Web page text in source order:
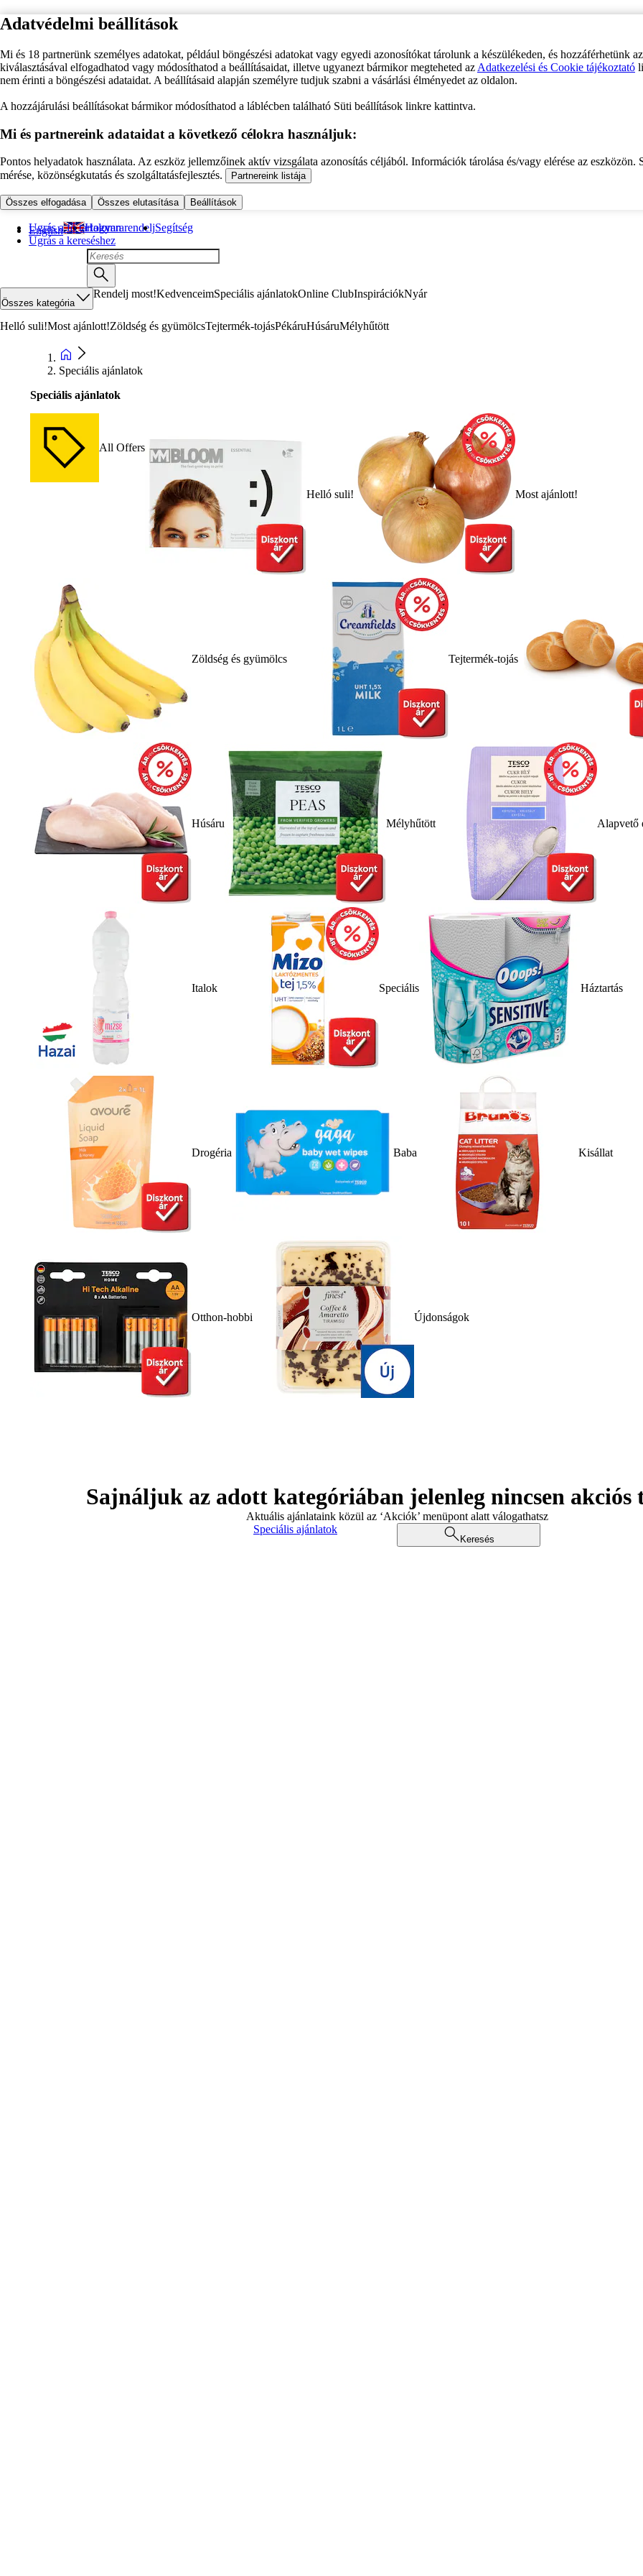
Adatvédelmi beállítások
Mi és 18 partnerünk személyes adatokat, például böngészési adatokat vagy egyedi azonosítókat tárolunk a készülékeden, és hozzáférhetünk
kiválasztásával elfogadhatod vagy módosíthatod a beállításaidat, illetve ugyanezt bármikor megteheted az Adatkezelési és Cookie tájékoztató
nem érinti a böngészési adataidat. A beállításaid alapján személyre tudjuk szabni a vásárlási élményedet az oldalon.
A hozzájárulási beállításokat bármikor módosíthatod a láblécben található Süti beállítások linkre kattintva.
Mi és partnereink adataidat a következő célokra használjuk:
Pontos helyadatok használata. Az eszköz jellemzőinek aktív vizsgálata azonosítás céljából. Információk tárolása és/vagy elérése az eszközön.
mérése, közönségkutatás és szolgáltatásfejlesztés.
Partnereink listája
Összes elfogadása Összes elutasítása Beállítások
Ugrás a fő tartalomra
Ugrás a kereséshez
English Hogyan rendeljSegítség
Összes kategória
Rendelj most!KedvenceimSpeciális ajánlatokOnline ClubInspirációkNyár
Helló suli!Most ajánlott!Zöldség és gyümölcsTejtermék-tojásPékáruHúsáruMélyhűtött
Speciális ajánlatok
Speciális ajánlatok
All Offers
Helló suli! Most ajánlott!
Zöldség és gyümölcs Tejtermék-tojás
Húsáru Mélyhűtött Alapvető
Italok Speciális Háztartás
Drogéria Baba Kisállat
Otthon-hobbi Újdonságok
Sajnáljuk az adott kategóriában jelenleg nincsen akciós
Aktuális ajánlataink közül az ‘Akciók’ menüpont alatt válogathatsz
Speciális ajánlatok
Keresés